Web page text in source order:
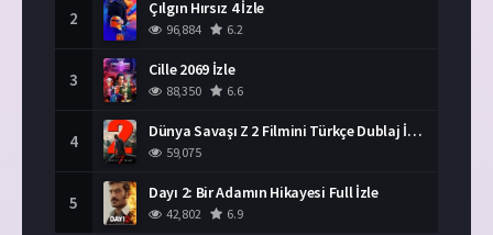
2 Çılgın Hırsız 4 İzle
96,884 6.2
3 Cille 2069 İzle
88,350 6.6
4 Dünya Savaşı Z 2 Filmini Türkçe Dublaj İzle
59,075
5 Dayı 2: Bir Adamın Hikayesi Full İzle
42,802 6.9